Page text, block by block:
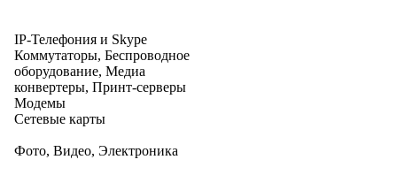
IP-Телефония и Skype
Коммутаторы, Беспроводное
оборудование, Медиа
конвертеры, Принт-серверы
Модемы
Сетевые карты
Фото, Видео, Электроника